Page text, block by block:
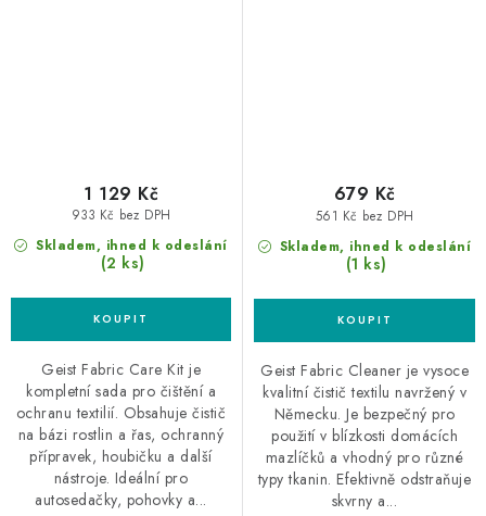
Skladem, ihned k odeslání
(2 ks)
933 Kč bez DPH
1 129 Kč
Geist Fabric Care Kit je
kompletní sada pro čištění a
ochranu textilií. Obsahuje čistič
na bázi rostlin a řas, ochranný
přípravek, houbičku a další
nástroje. Ideální pro
autosedačky, pohovky a...
Skladem, ihned k odeslání
(1 ks)
561 Kč bez DPH
679 Kč
Geist Fabric Cleaner je vysoce
kvalitní čistič textilu navržený v
Německu. Je bezpečný pro
použití v blízkosti domácích
mazlíčků a vhodný pro různé
typy tkanin. Efektivně odstraňuje
skvrny a...